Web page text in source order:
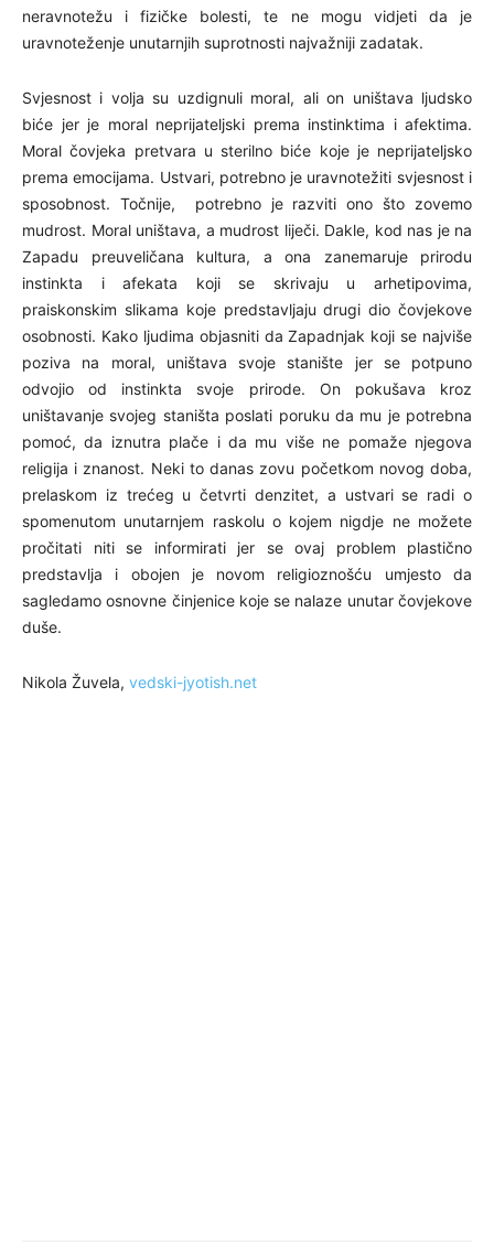
neravnotežu i fizičke bolesti, te ne mogu vidjeti da je
uravnoteženje unutarnjih suprotnosti najvažniji zadatak.
Svjesnost i volja su uzdignuli moral, ali on uništava ljudsko
biće jer je moral neprijateljski prema instinktima i afektima.
Moral čovjeka pretvara u sterilno biće koje je neprijateljsko
prema emocijama. Ustvari, potrebno je uravnotežiti svjesnost i
sposobnost. Točnije, potrebno je razviti ono što zovemo
mudrost. Moral uništava, a mudrost liječi. Dakle, kod nas je na
Zapadu preuveličana kultura, a ona zanemaruje prirodu
instinkta i afekata koji se skrivaju u arhetipovima,
praiskonskim slikama koje predstavljaju drugi dio čovjekove
osobnosti. Kako ljudima objasniti da Zapadnjak koji se najviše
poziva na moral, uništava svoje stanište jer se potpuno
odvojio od instinkta svoje prirode. On pokušava kroz
uništavanje svojeg staništa poslati poruku da mu je potrebna
pomoć, da iznutra plače i da mu više ne pomaže njegova
religija i znanost. Neki to danas zovu početkom novog doba,
prelaskom iz trećeg u četvrti denzitet, a ustvari se radi o
spomenutom unutarnjem raskolu o kojem nigdje ne možete
pročitati niti se informirati jer se ovaj problem plastično
predstavlja i obojen je novom religioznošću umjesto da
sagledamo osnovne činjenice koje se nalaze unutar čovjekove
duše.
Nikola Žuvela, vedski-jyotish.net